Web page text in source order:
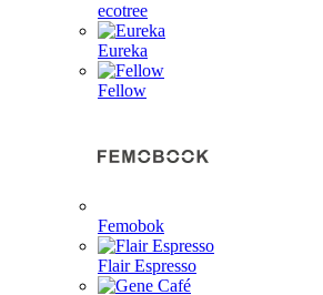
ecotree
Eureka
Fellow
Femobok
Flair Espresso